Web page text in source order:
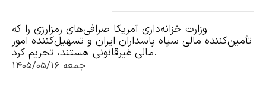
وزارت خزانه‌داری آمریکا صرافی‌های رمزارزی را که
تأمین‌کننده مالی سپاه پاسداران ایران و تسهیل‌کننده امور
مالی غیرقانونی هستند، تحریم کرد.
جمعه ۱۴۰۵/۰۵/۱۶